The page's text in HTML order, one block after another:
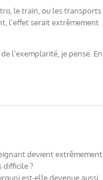
le train, ou les transports
l’effet serait extrêmement
l’exemplarité, je pense. En
devient extrêmement
difficile ?
est-elle devenue aussi